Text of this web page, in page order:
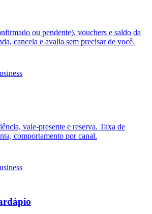
ou pendente), vouchers e saldo da
cancela e avalia sem precisar de você.
vale-presente e reserva. Taxa de
comportamento por canal.